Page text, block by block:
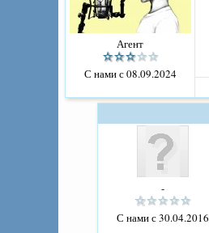
Агент
С нами с 08.09.2024
-
С нами с 30.04.2016